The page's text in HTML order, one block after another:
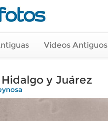
Videos Antiguos
y Juárez